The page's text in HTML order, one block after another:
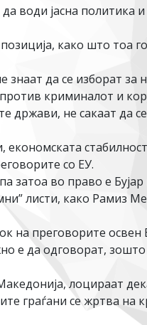
води јасна политика
како што тоа
да се изборат за
криминалот и
држави, не сакаат да
со ЕУ.
затоа во право е
листи, како Рамиз
на преговорите
е да одговорат,
лоцираат
граѓани се жртва на